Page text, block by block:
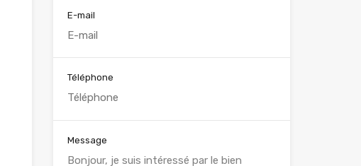
E-mail
Téléphone
Message